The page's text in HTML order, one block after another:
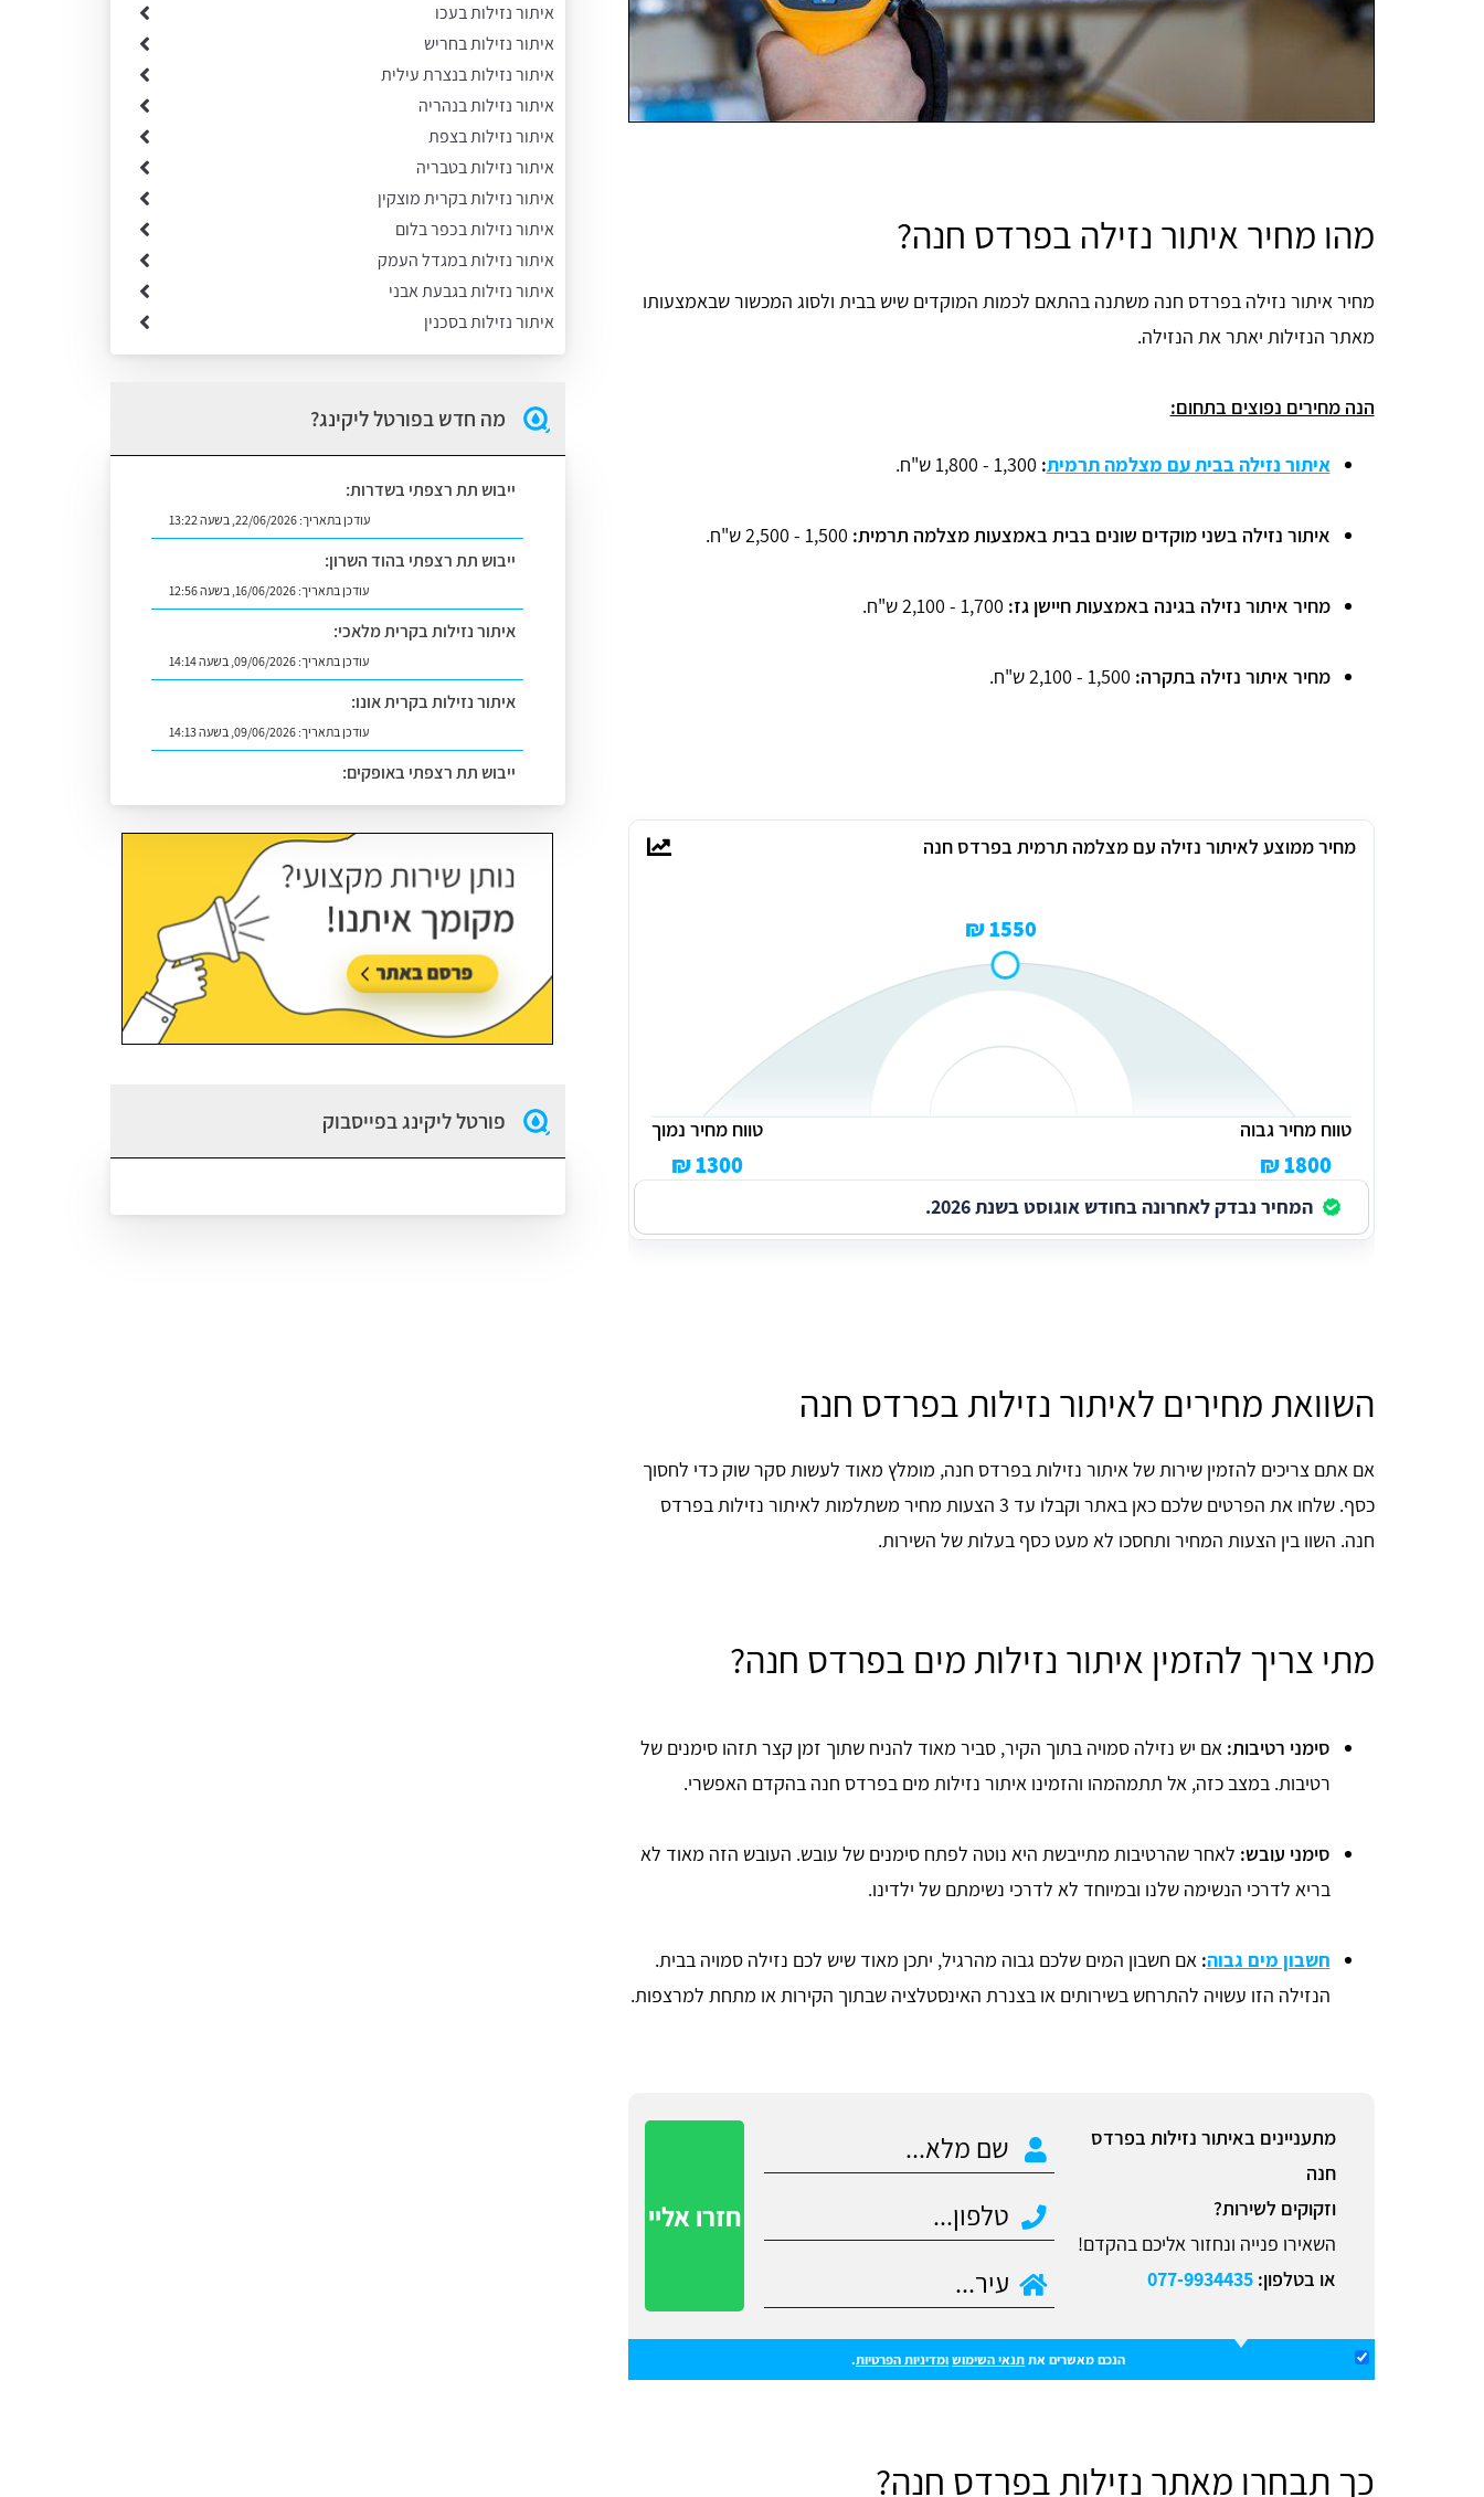
מהו מחיר איתור נזילה בפרדס חנה?
מחיר איתור נזילה בפרדס חנה משתנה בהתאם לכמות המוקדים שיש בבית ולסוג המכשור שבאמצעותו
מאתר הנזילות יאתר את הנזילה.
הנה מחירים נפוצים בתחום:
איתור נזילה בבית עם מצלמה תרמית: 1,300 - 1,800 ש"ח.
איתור נזילה בשני מוקדים שונים בבית באמצעות מצלמה תרמית: 1,500 - 2,500 ש"ח.
מחיר איתור נזילה בגינה באמצעות חיישן גז: 1,700 - 2,100 ש"ח.
מחיר איתור נזילה בתקרה: 1,500 - 2,100 ש"ח.
מחיר ממוצע לאיתור נזילה עם מצלמה תרמית בפרדס חנה
1550 ₪
טווח מחיר גבוה
1800 ₪
טווח מחיר נמוך
1300 ₪
המחיר נבדק לאחרונה בחודש אוגוסט בשנת 2026.
השוואת מחירים לאיתור נזילות בפרדס חנה
אם אתם צריכים להזמין שירות של איתור נזילות בפרדס חנה, מומלץ מאוד לעשות סקר שוק כדי לחסוך
כסף. שלחו את הפרטים שלכם כאן באתר וקבלו עד 3 הצעות מחיר משתלמות לאיתור נזילות בפרדס
חנה. השוו בין הצעות המחיר ותחסכו לא מעט כסף בעלות של השירות.
מתי צריך להזמין איתור נזילות מים בפרדס חנה?
סימני רטיבות: אם יש נזילה סמויה בתוך הקיר, סביר מאוד להניח שתוך זמן קצר תזהו סימנים של
רטיבות. במצב כזה, אל תתמהמהו והזמינו איתור נזילות מים בפרדס חנה בהקדם האפשרי.
סימני עובש: לאחר שהרטיבות מתייבשת היא נוטה לפתח סימנים של עובש. העובש הזה מאוד לא
בריא לדרכי הנשימה שלנו ובמיוחד לא לדרכי נשימתם של ילדינו.
חשבון מים גבוה: אם חשבון המים שלכם גבוה מהרגיל, יתכן מאוד שיש לכם נזילה סמויה בבית.
הנזילה הזו עשויה להתרחש בשירותים או בצנרת האינסטלציה שבתוך הקירות או מתחת למרצפות.
מתעניינים באיתור נזילות בפרדס
חנה
וזקוקים לשירות?
השאירו פנייה ונחזור אליכם בהקדם!
או בטלפון:077-9934435
הנכם מאשרים אתתנאי השימושומדיניות הפרטיות.
כך תבחרו מאתר נזילות בפרדס חנה?
איתור נזילות בעכו
איתור נזילות בחריש
איתור נזילות בנצרת עילית
איתור נזילות בנהריה
איתור נזילות בצפת
איתור נזילות בטבריה
איתור נזילות בקרית מוצקין
איתור נזילות בכפר בלום
איתור נזילות במגדל העמק
איתור נזילות בגבעת אבני
איתור נזילות בסכנין
מה חדש בפורטל ליקינג?
ייבוש תת רצפתי בשדרות:
עודכן בתאריך:22/06/2026, בשעה 13:22
ייבוש תת רצפתי בהוד השרון:
עודכן בתאריך:16/06/2026, בשעה 12:56
איתור נזילות בקרית מלאכי:
עודכן בתאריך:09/06/2026, בשעה 14:14
איתור נזילות בקרית אונו:
עודכן בתאריך:09/06/2026, בשעה 14:13
ייבוש תת רצפתי באופקים:
עודכן בתאריך:02/07/2026, בשעה 14:06
פורטל ליקינג בפייסבוק